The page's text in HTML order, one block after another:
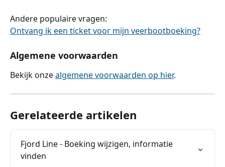
Andere populaire vragen:
Ontvang ik een ticket voor mijn veerbootboeking?
Algemene voorwaarden
Bekijk onze algemene voorwaarden op hier.
Gerelateerde artikelen
Fjord Line - Boeking wijzigen, informatie
vinden